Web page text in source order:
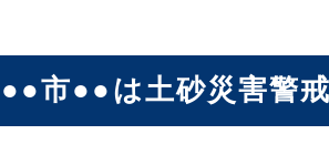
●●市●●は土砂災害警